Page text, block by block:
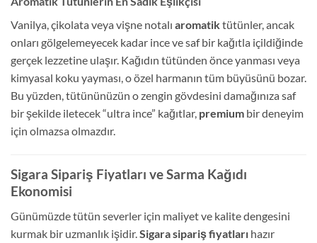
Vanilya, çikolata veya vişne notalı aromatiktütünler, ancak
onları gölgelemeyecek kadar ince ve saf bir kağıtla içildiğinde
gerçek lezzetine ulaşır. Kağıdın tütünden önce yanması veya
kimyasal koku yayması, o özel harmanın tüm büyüsünü bozar.
Bu yüzden, tütününüzün o zengin gövdesini damağınıza saf
bir şekilde iletecek “ultra ince” kağıtlar, premium bir deneyim
için olmazsa olmazdır.
Sigara Sipariş Fiyatları ve Sarma Kağıdı
Ekonomisi
Günümüzde tütün severler için maliyet ve kalite dengesini
kurmak bir uzmanlık işidir.Sigara sipariş fiyatları hazır